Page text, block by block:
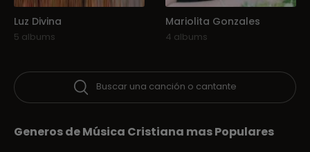
Luz Divina
5 albums
Mariolita Gonzales
4 albums
Buscar una canción o cantante
Generos de Música Cristiana mas Populares